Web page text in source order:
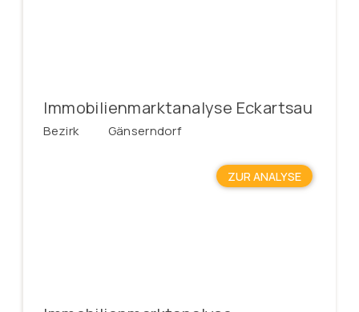
Immobilienmarktanalyse Eckartsau
Bezirk Gänserndorf
ZUR ANALYSE